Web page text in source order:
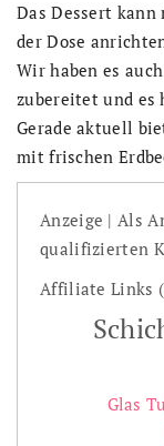
Das Dessert
der Dose
Wir haben es
zubereitet und es
Gerade aktuell
mit frischen
Anzeige | Als
qualifizierten
Affiliate Links (
Glas